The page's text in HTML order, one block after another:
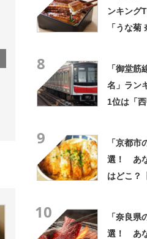
ンキング
「うな
8
「御堂筋
名」ラン
1位は「
9
「京都
選！ あ
はどこ？
10
「奈良
選！ あ